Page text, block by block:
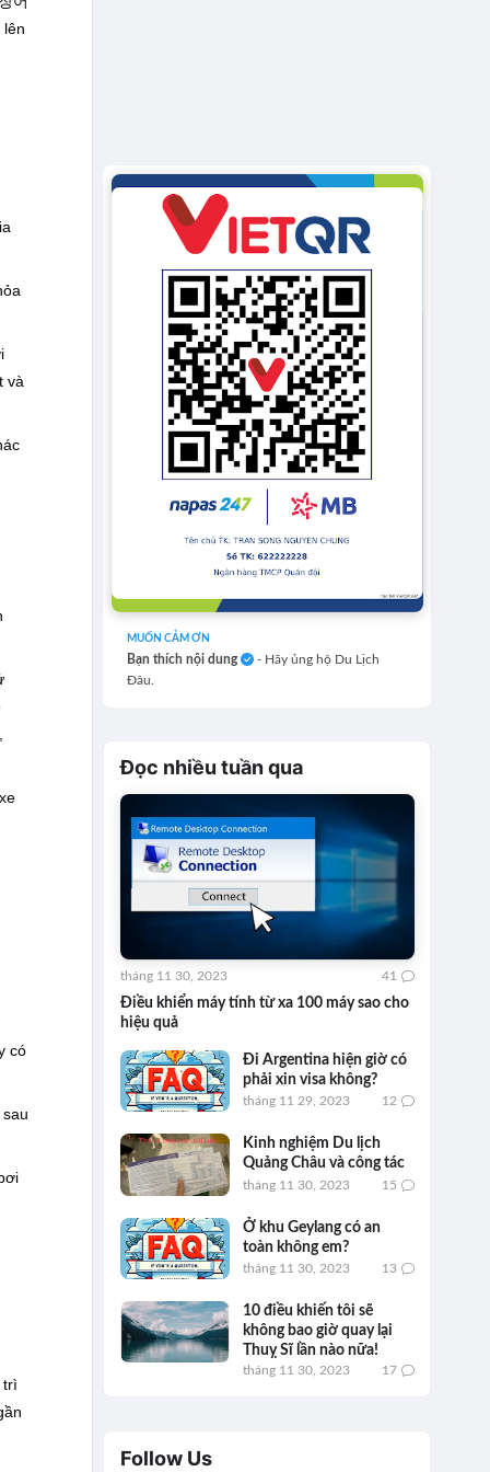
lên
và
có
trì
MUỐN CẢM ƠN
Bạn thích nội dung
- Hãy ủng hộ Du Lịch
Đâu.
Đọc nhiều tuần qua
Điều khiển máy tính từ xa 100 máy sao cho
hiệu quả
tháng 11 30, 2023 41
Đi Argentina hiện giờ có
phải xin visa không?
tháng 11 29, 2023 12
Kinh nghiệm Du lịch
Quảng Châu và công tác
tháng 11 30, 2023 15
Ở khu Geylang có an
toàn không em?
tháng 11 30, 2023 13
10 điều khiến tôi sẽ
không bao giờ quay lại
Thuỵ Sĩ lần nào nữa!
tháng 11 30, 2023 17
Follow Us